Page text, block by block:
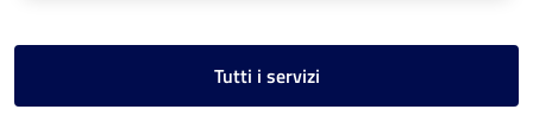
Tutti i servizi